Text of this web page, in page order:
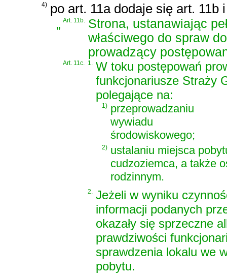
4) po art. 11a dodaje się art. 11b
„Art. 11b. Strona, ustanawiając
właściwego do spraw
prowadzący
Art. 11c. 1. W toku postępowań
funkcjonariusze Straży
polegające na:
1) przeprowadzaniu
wywiadu
środowiskowego;
2) ustalaniu miejsca
cudzoziemca, a także
rodzinnym.
2. Jeżeli w wyniku
informacji podanych
okazały się sprzeczne
prawdziwości
sprawdzenia lokalu we
pobytu.